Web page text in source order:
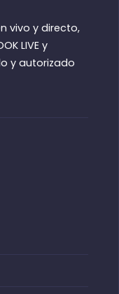
vivo y directo,
LIVE y
y autorizado